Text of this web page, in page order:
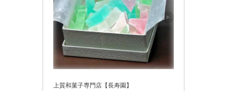
上質和菓子専門店【長寿園】